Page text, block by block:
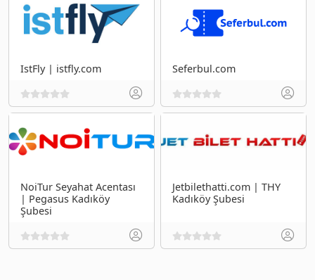
IstFly | istfly.com Seferbul.com
NoiTur Seyahat Acentası
| Pegasus Kadıköy
Şubesi
Jetbilethatti.com | THY
Kadıköy Şubesi